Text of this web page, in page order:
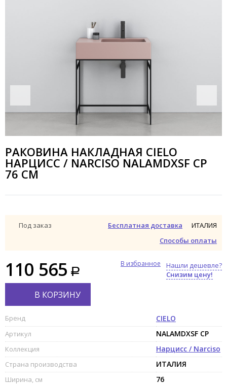
РАКОВИНА НАКЛАДНАЯ CIELO
НАРЦИСС / NARCISO NALAMDXSF CP
76 СМ
Под заказ
Бесплатная доставка
Способы оплаты
ИТАЛИЯ
110 565
Нашли дешевле?
Снизим цену!
В избранное
В КОРЗИНУ
Бренд CIELO
Артикул NALAMDXSF CP
Коллекция Нарцисс / Narciso
Страна производства ИТАЛИЯ
Ширина, см 76